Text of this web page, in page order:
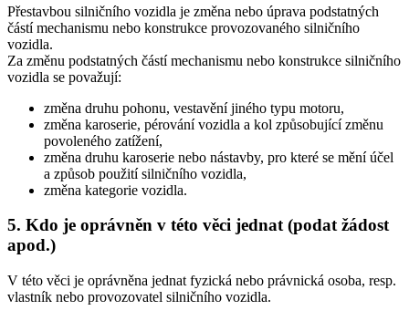
Přestavbou silničního vozidla je změna nebo úprava podstatných
částí mechanismu nebo konstrukce provozovaného silničního
vozidla.
Za změnu podstatných částí mechanismu nebo konstrukce silničního
vozidla se považují:
změna druhu pohonu, vestavění jiného typu motoru,
změna karoserie, pérování vozidla a kol způsobující změnu
povoleného zatížení,
změna druhu karoserie nebo nástavby, pro které se mění účel
a způsob použití silničního vozidla,
změna kategorie vozidla.
5. Kdo je oprávněn v této věci jednat (podat žádost
apod.)
V této věci je oprávněna jednat fyzická nebo právnická osoba, resp.
vlastník nebo provozovatel silničního vozidla.